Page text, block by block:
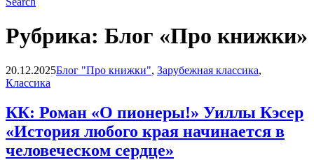
Рубрика: Блог «Про книжки»
Blog
20.12.2025Блог "Про книжки", Зарубежная классика,
Классика
КК: Роман «О пионеры!» Уиллы Кэсер
«История любого края начинается в
человеческом сердце»